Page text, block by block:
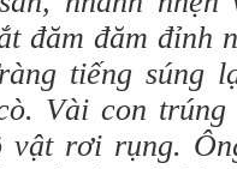
đăm đăm đỉnh
tiếng súng
Vài con
vật rơi rụng.